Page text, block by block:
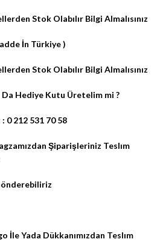
Stok Olabılır Bilgi Almalısınız
İn Türkiye )
Stok Olabılır Bilgi Almalısınız
Hediye Kutu Üretelim mi ?
0 212 531 70 58
Şiparişleriniz Teslım
İle Yada Dükkanımızdan Teslım